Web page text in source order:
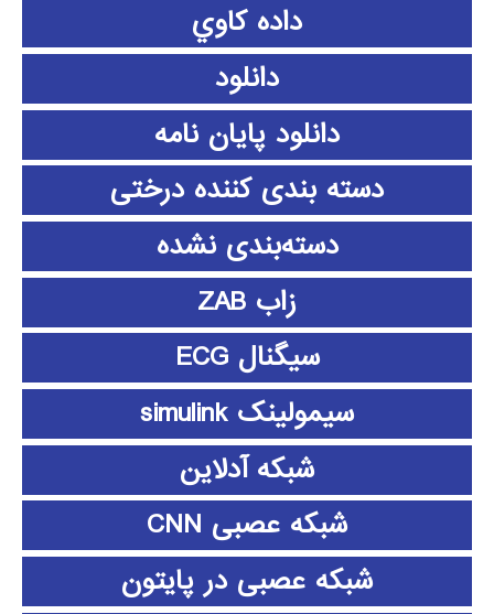
داده كاوي
دانلود
دانلود پايان نامه
دسته بندی کننده درختی
دسته‌بندی نشده
زاب ZAB
سیگنال ECG
سیمولینک simulink
شبکه آدلاین
شبکه عصبی CNN
شبکه عصبی در پایتون